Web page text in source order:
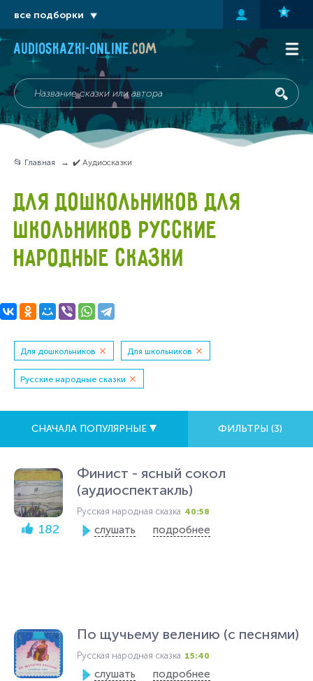
audioskazki-online.com
📂 Главная ✔️ Аудиосказки
ДЛЯ ДОШКОЛЬНИКОВ ДЛЯ
ШКОЛЬНИКОВ РУССКИЕ
НАРОДНЫЕ СКАЗКИ
Для дошкольников Для школьников
Русские народные сказки
СНАЧАЛА ПОПУЛЯРНЫЕ ФИЛЬТРЫ (3)
182
Финист - ясный сокол
(аудиоспектакль)
Русская народная сказка 40:58
слушать подробнее
По щучьему велению (с песнями)
Русская народная сказка 15:40
слушать подробнее
все подборки